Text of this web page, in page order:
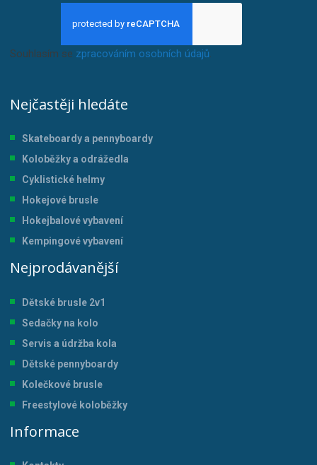
Souhlasím se zpracováním osobních údajů.
Nejčastěji hledáte
Skateboardy a pennyboardy
Koloběžky a odrážedla
Cyklistické helmy
Hokejové brusle
Hokejbalové vybavení
Kempingové vybavení
Nejprodávanější
Dětské brusle 2v1
Sedačky na kolo
Servis a údržba kola
Dětské pennyboardy
Kolečkové brusle
Freestylové koloběžky
Informace